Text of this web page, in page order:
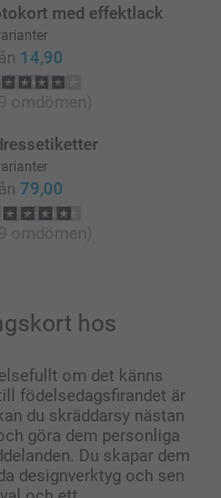
med effektlack
14,90
omdömen)
79,00
omdömen)
hos
om det känns
födelsedagsfirandet är
du skräddarsy nästan
göra dem personliga
Du skapar dem
designverktyg och sen